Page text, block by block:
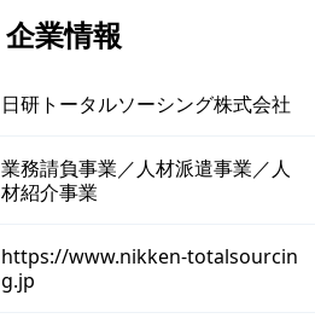
企業情報
日研トータルソーシング株式会社
業務請負事業／人材派遣事業／人
材紹介事業
https://www.nikken-totalsourcin
g.jp